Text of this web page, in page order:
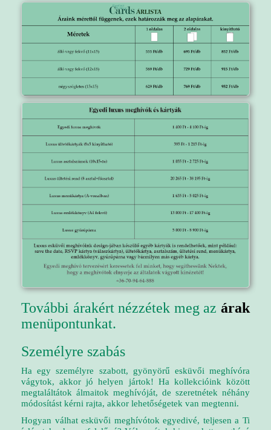
További árakért nézzétek meg az árak
menüpontunkat.
Személyre szabás
Ha egy személyre szabott, gyönyörű esküvői meghívóra
vágytok, akkor jó helyen jártok! Ha kollekcióink között
megtaláltátok álmaitok meghívóját, de szeretnétek néhány
módosítást kérni rajta, akkor lehetőségetek van megtenni.
Hogyan válhat esküvői meghívótok egyedivé, teljesen a Ti